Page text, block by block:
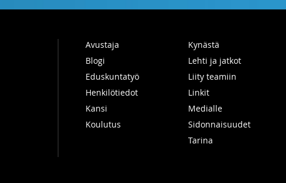
Avustaja
Blogi
Eduskuntatyö
Henkilötiedot
Kansi
Koulutus
Kynästä
Lehti ja jatkot
Liity teamiin
Linkit
Medialle
Sidonnaisuudet
Tarina